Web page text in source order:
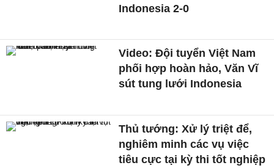
Indonesia 2-0
Video: Đội tuyển Việt Nam
phối hợp hoàn hảo, Văn Vĩ
sút tung lưới Indonesia
Thủ tướng: Xử lý triệt để,
nghiêm minh các vụ việc
tiêu cực tại kỳ thi tốt nghiệp